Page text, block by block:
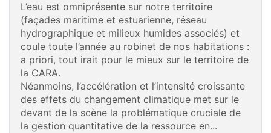
L’eau est omniprésente sur notre territoire
(façades maritime et estuarienne, réseau
hydrographique et milieux humides associés) et
coule toute l’année au robinet de nos habitations :
a priori, tout irait pour le mieux sur le territoire de
la CARA.
Néanmoins, l’accélération et l’intensité croissante
des effets du changement climatique met sur le
devant de la scène la problématique cruciale de
la gestion quantitative de la ressource en...